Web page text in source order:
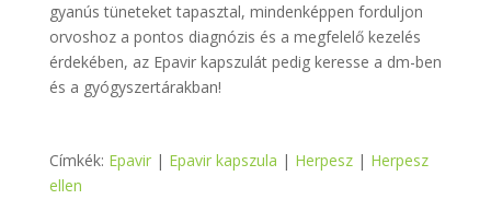
gyanús tüneteket tapasztal, mindenképpen forduljon
orvoshoz a pontos diagnózis és a megfelelő kezelés
érdekében, az Epavir kapszulát pedig keresse a dm-ben
és a gyógyszertárakban!
Címkék: Epavir| Epavir kapszula | Herpesz| Herpesz
ellen